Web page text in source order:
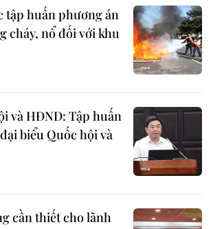
tập huấn phương án
cháy, nổ đối với khu
và HĐND: Tập huấn
biểu Quốc hội và
cần thiết cho lãnh